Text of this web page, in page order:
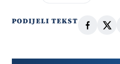
PODIJELI TEKST